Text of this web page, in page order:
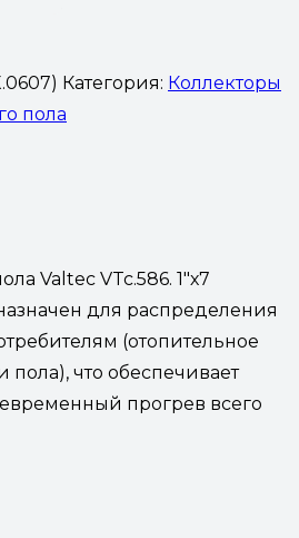
Категория: Коллекторы
пола
Valtec VTc.586. 1″х7
для распределения
(отопительное
пола), что обеспечивает
прогрев всего